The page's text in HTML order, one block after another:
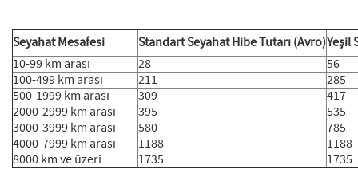
Seyahat Mesafesi Standart Seyahat Hibe Tutarı (Avro)Yeşil
10-99 km arası
28
56
100-499 km arası
211
285
500-1999 km arası
309
417
2000-2999 km arası
395
535
3000-3999 km arası
580
785
4000-7999 km arası
1188
1188
8000 km ve üzeri
1735 1735